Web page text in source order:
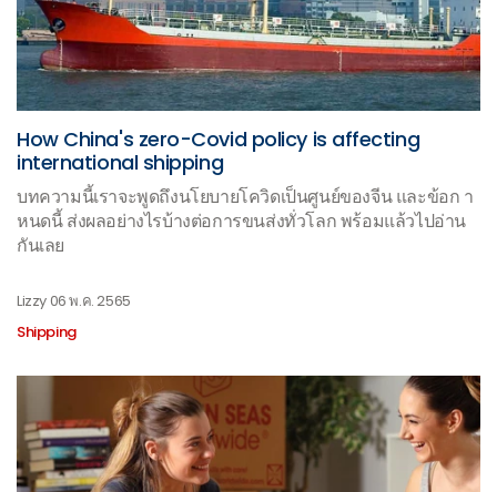
How China's zero-Covid policy is affecting
international shipping
บทความนี้เราจะพูดถึงนโยบายโควิดเป็นศูนย์ของจีน และข้อก า
หนดนี้ ส่งผลอย่างไรบ้างต่อการขนส่งทั่วโลก พร้อมแล้วไปอ่าน
กันเลย
Lizzy06 พ.ค. 2565
Shipping